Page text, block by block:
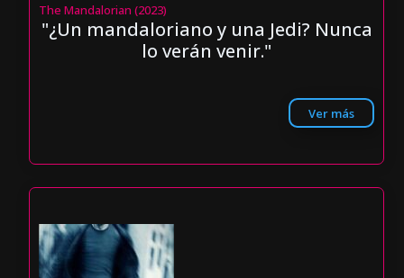
The Mandalorian (2023)
"¿Un mandaloriano y una Jedi? Nunca
lo verán venir."
Ver más